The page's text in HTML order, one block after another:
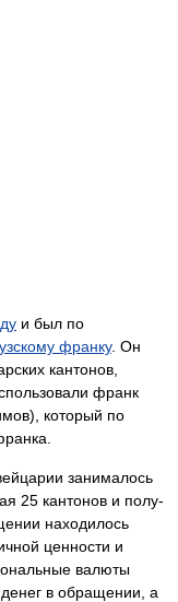
и был по
франку. Он
кантонов,
франк
который по
занималось
25 кантонов и полу-
находилось
ценности и
валюты
в обращении, а